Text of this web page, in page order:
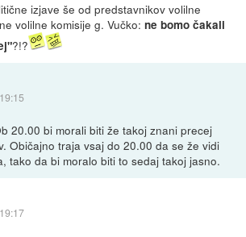
izjave še od predstavnikov volilne
volilne komisije g. Vučko:ne bomo čakali
?!?
20.00 bi morali biti že takoj znani precej
Običajno traja vsaj do 20.00 da se že vidi
tako da bi moralo biti to sedaj takoj jasno.